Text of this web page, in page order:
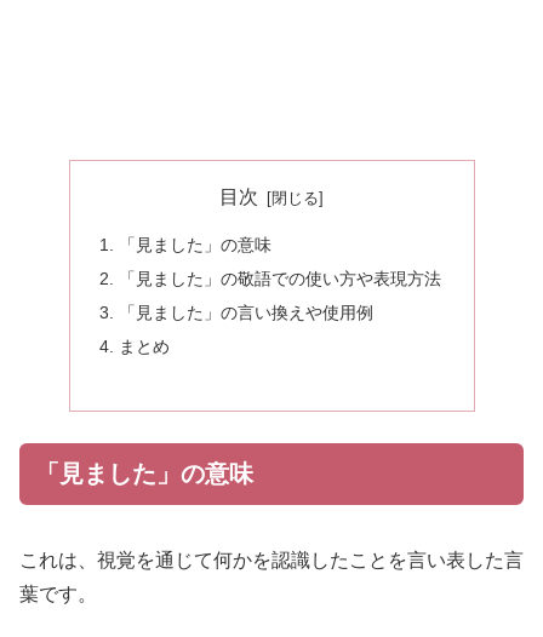
目次
「見ました」の意味
「見ました」の敬語での使い方や表現方法
「見ました」の言い換えや使用例
まとめ
「見ました」の意味
これは、視覚を通じて何かを認識したことを言い表した言
葉です。